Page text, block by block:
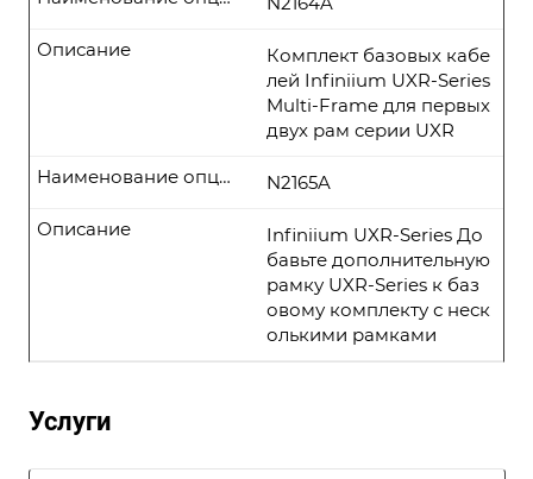
Комплект базовых кабе
лей Infiniium UXR-Series
Multi-Frame для первых
двух рам серии UXR
Описание
N2165A
Наименование опции
Infiniium UXR-Series До
бавьте дополнительную
рамку UXR-Series к баз
овому комплекту с неск
олькими рамками
Описание
Услуги